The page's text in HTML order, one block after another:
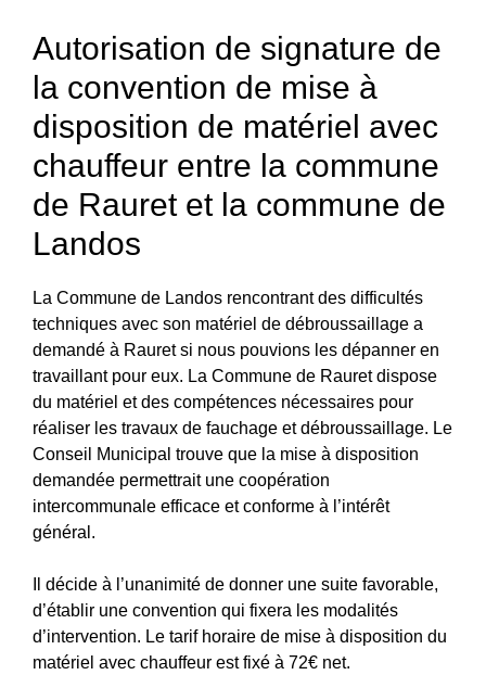
Autorisation de signature de
la convention de mise à
disposition de matériel avec
chauffeur entre la commune
de Rauret et la commune de
Landos
La Commune de Landos rencontrant des difficultés
techniques avec son matériel de débroussaillage a
demandé à Rauret si nous pouvions les dépanner en
travaillant pour eux. La Commune de Rauret dispose
du matériel et des compétences nécessaires pour
réaliser les travaux de fauchage et débroussaillage. Le
Conseil Municipal trouve que la mise à disposition
demandée permettrait une coopération
intercommunale efficace et conforme à l’intérêt
général.
Il décide à l’unanimité de donner une suite favorable,
d’établir une convention qui fixera les modalités
d’intervention. Le tarif horaire de mise à disposition du
matériel avec chauffeur est fixé à 72€ net.